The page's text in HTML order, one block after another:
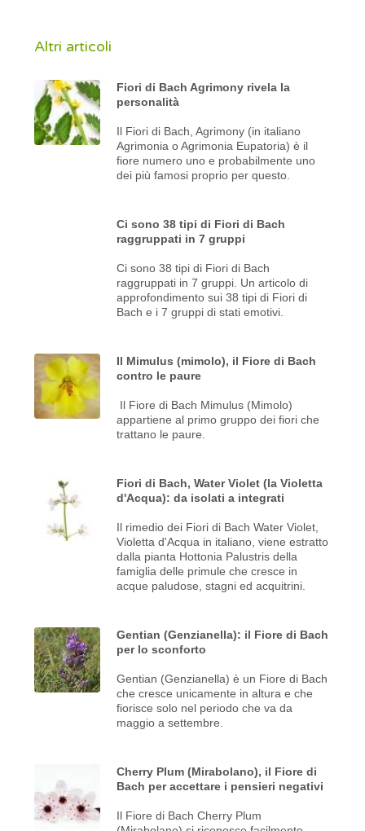
Altri articoli
Fiori di Bach Agrimony rivela la
personalità
Il Fiori di Bach, Agrimony (in italiano
Agrimonia o Agrimonia Eupatoria) è il
fiore numero uno e probabilmente uno
dei più famosi proprio per questo.
Ci sono 38 tipi di Fiori di Bach
raggruppati in 7 gruppi
Ci sono 38 tipi di Fiori di Bach
raggruppati in 7 gruppi. Un articolo di
approfondimento sui 38 tipi di Fiori di
Bach e i 7 gruppi di stati emotivi.
Il Mimulus (mimolo), il Fiore di Bach
contro le paure
Il Fiore di Bach Mimulus (Mimolo)
appartiene al primo gruppo dei fiori che
trattano le paure.
Fiori di Bach, Water Violet (la Violetta
d'Acqua): da isolati a integrati
Il rimedio dei Fiori di Bach Water Violet,
Violetta d'Acqua in italiano, viene estratto
dalla pianta Hottonia Palustris della
famiglia delle primule che cresce in
acque paludose, stagni ed acquitrini.
Gentian (Genzianella): il Fiore di Bach
per lo sconforto
Gentian (Genzianella) è un Fiore di Bach
che cresce unicamente in altura e che
fiorisce solo nel periodo che va da
maggio a settembre.
Cherry Plum (Mirabolano), il Fiore di
Bach per accettare i pensieri negativi
Il Fiore di Bach Cherry Plum